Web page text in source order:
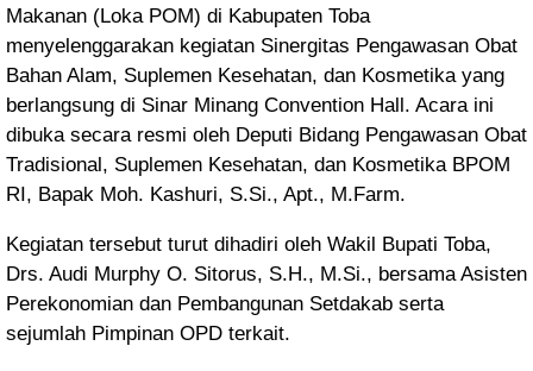
Makanan (Loka POM) di Kabupaten Toba
menyelenggarakan kegiatan Sinergitas Pengawasan Obat
Bahan Alam, Suplemen Kesehatan, dan Kosmetika yang
berlangsung di Sinar Minang Convention Hall. Acara ini
dibuka secara resmi oleh Deputi Bidang Pengawasan Obat
Tradisional, Suplemen Kesehatan, dan Kosmetika BPOM
RI, Bapak Moh. Kashuri, S.Si., Apt., M.Farm.
Kegiatan tersebut turut dihadiri oleh Wakil Bupati Toba,
Drs. Audi Murphy O. Sitorus, S.H., M.Si., bersama Asisten
Perekonomian dan Pembangunan Setdakab serta
sejumlah Pimpinan OPD terkait.